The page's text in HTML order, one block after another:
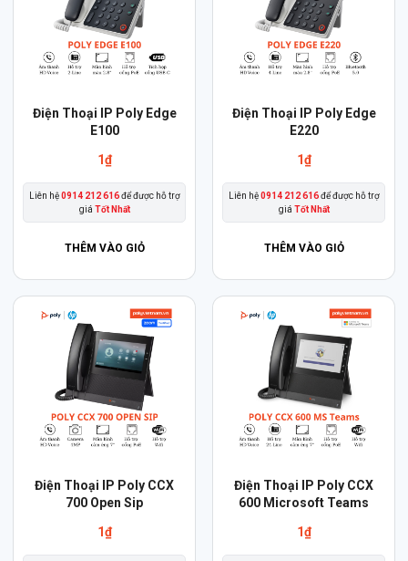
Điện Thoại IP Poly Edge
E100
1₫
Liên hệ0914 212 616để được hỗ trợ
giá Tốt Nhất
THÊM VÀO GIỎ
Điện Thoại IP Poly Edge
E220
1₫
Liên hệ0914 212 616để được hỗ trợ
giá Tốt Nhất
THÊM VÀO GIỎ
Điện Thoại IP Poly CCX
700 Open Sip
1₫
Điện Thoại IP Poly CCX
600 Microsoft Teams
1₫